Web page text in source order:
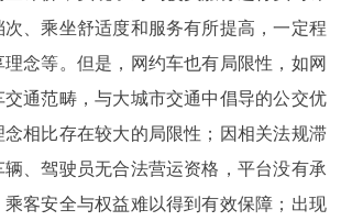
、乘坐舒适度和服务有所提高，一定程
念等。但是，网约车也有局限性，如网
通范畴，与大城市交通中倡导的公交优
相比存在较大的局限性；因相关法规滞
辆、驾驶员无合法营运资格，平台没有承
客安全与权益难以得到有效保障；出现